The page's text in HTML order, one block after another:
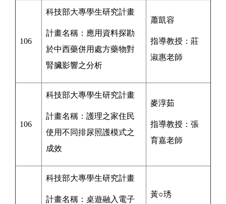
106
科技部大專學生研究計畫
計畫名稱：應用資料探勘
於中西藥併用處方藥物對
腎臟影響之分析
蕭凱容
指導教授：莊
淑惠老師
106
科技部大專學生研究計畫
計畫名稱： 護理之家住民
使用不同排尿照護模式之
成效
麥淳茹
指導教授： 張
育嘉老師
科技部大專學生研究計畫
計畫名稱：桌遊融入電子
黃○琇